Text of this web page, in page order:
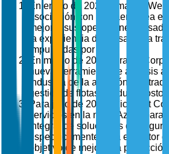
En enero de 2025, Amazon
asociación con una aerolínea
mejorar sus operaciones
la experiencia del pasajero a
impulsadas por IA.
En marzo de 2025, Oracle
nueva herramienta de análisis
industria de la aviación,
gestión de flotas y reducir costos
Para julio de 2025, Microsoft
servicios en la nube Azure para
integral de soluciones de
específicamente para el sector
objetivo de mejorar la